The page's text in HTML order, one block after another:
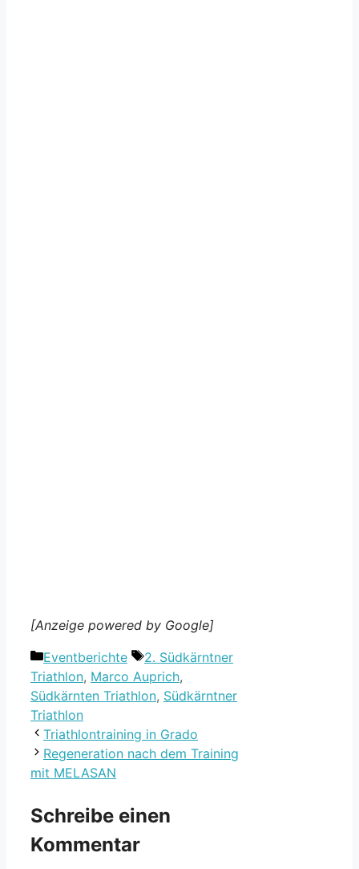
[Anzeige powered by Google]
Kategorien
Eventberichte Schlagwörter
2. Südkärntner
Triathlon, Marco Auprich,
Südkärnten Triathlon, Südkärntner
Triathlon
Triathlontraining in Grado
Regeneration nach dem Training
mit MELASAN
Schreibe einen
Kommentar